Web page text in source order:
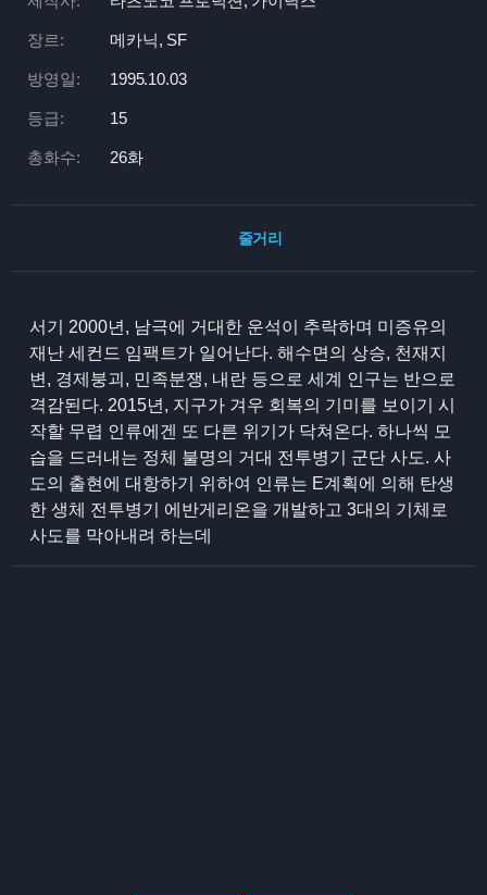
장르: 메카닉, SF
방영일: 1995.10.03
등급: 15
총화수: 26화
줄거리
서기 2000년, 남극에 거대한 운석이 추락하며 미증유의
재난 세컨드 임팩트가 일어난다. 해수면의 상승, 천재지
변, 경제붕괴, 민족분쟁, 내란 등으로 세계 인구는 반으로
격감된다. 2015년, 지구가 겨우 회복의 기미를 보이기 시
작할 무렵 인류에겐 또 다른 위기가 닥쳐온다. 하나씩 모
습을 드러내는 정체 불명의 거대 전투병기 군단 사도. 사
도의 출현에 대항하기 위하여 인류는 E계획에 의해 탄생
한 생체 전투병기 에반게리온을 개발하고 3대의 기체로
사도를 막아내려 하는데